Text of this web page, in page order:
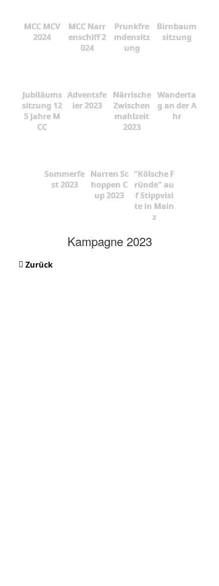
MCC MCV
2024
MCC Narr
enschiff 2
024
Prunkfre
mdensitz
ung
Birnbaum
sitzung
Jubiläums
sitzung 12
5 Jahre M
CC
Adventsfe
ier 2023
Närrische
Zwischen
mahlzeit
2023
Wanderta
g an der A
hr
Sommerfe
st 2023
Narren Sc
hoppen C
up 2023
"Kölsche F
ründe" au
f Stippvisi
te in Main
z
Kampagne 2023
Zurück